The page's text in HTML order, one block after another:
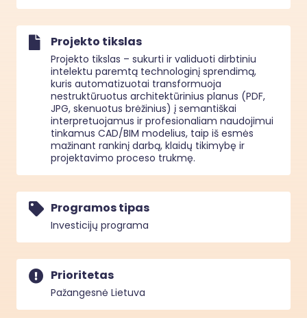
Projekto tikslas
Projekto tikslas – sukurti ir validuoti dirbtiniu
intelektu paremtą technologinį sprendimą,
kuris automatizuotai transformuoja
nestruktūruotus architektūrinius planus (PDF,
JPG, skenuotus brėžinius) į semantiškai
interpretuojamus ir profesionaliam naudojimui
tinkamus CAD/BIM modelius, taip iš esmės
mažinant rankinį darbą, klaidų tikimybę ir
projektavimo proceso trukmę.
Programos tipas
Investicijų programa
Prioritetas
Pažangesnė Lietuva